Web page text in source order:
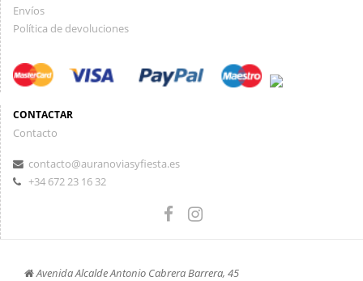
Envíos
Política de devoluciones
CONTACTAR
Contacto
contacto@auranoviasyfiesta.es
+34 672 23 16 32
Avenida Alcalde Antonio Cabrera Barrera, 45